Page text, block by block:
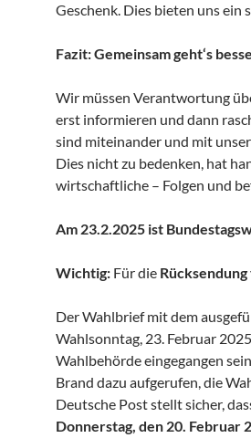
Geschenk. Dies bieten uns ein
Fazit: Gemeinsam geht‘s
Wir müssen Verantwortung
erst informieren und dann
sind miteinander und mit
Dies nicht zu bedenken, hat
wirtschaftliche – Folgen und
Am 23.2.2025 ist
Wichtig: Für die
Der Wahlbrief mit dem
Wahlsonntag, 23. Februar
Wahlbehörde eingegangen
Brand dazu aufgerufen, die
Deutsche Post stellt sicher,
Donnerstag, den 20. Februar